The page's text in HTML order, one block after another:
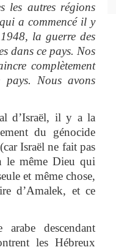
les autres régions
a commencé il y
la guerre des
dans ce pays. Nos
complètement
pays. Nous avons
d’Israël, il y a la
du génocide
Israël ne fait pas
le même Dieu qui
et même chose,
d’Amalek, et ce
descendant
les Hébreux